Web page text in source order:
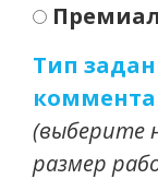
Тип
(выберите
размер